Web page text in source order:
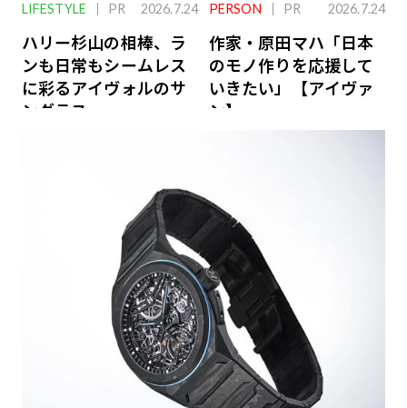
LIFESTYLE PR 2026.7.24
ハリー杉山の相棒、ラ
ンも日常もシームレス
に彩るアイヴォルのサ
ングラス
PERSON PR 2026.7.24
作家・原田マハ「日本
のモノ作りを応援して
いきたい」【アイヴァ
ン】